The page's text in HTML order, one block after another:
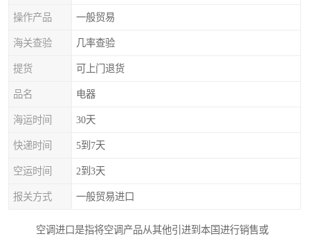
操作产品 一般贸易
海关查验 几率查验
提货 可上门退货
品名 电器
海运时间 30天
快递时间 5到7天
空运时间 2到3天
报关方式 一般贸易进口
空调进口是指将空调产品从其他引进到本国进行销售或